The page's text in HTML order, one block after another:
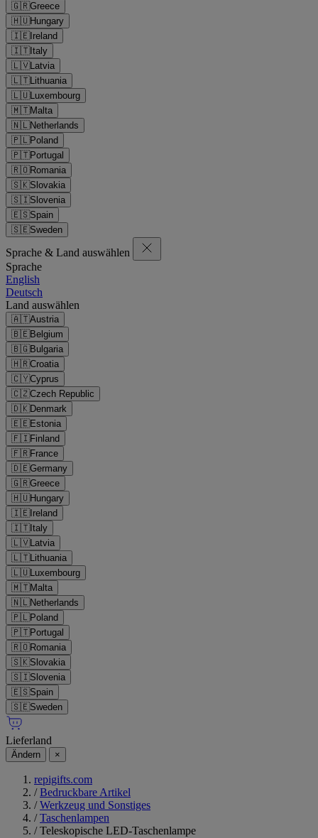
🇬🇷Greece
🇭🇺Hungary
🇮🇪Ireland
🇮🇹Italy
🇱🇻Latvia
🇱🇹Lithuania
🇱🇺Luxembourg
🇲🇹Malta
🇳🇱Netherlands
🇵🇱Poland
🇵🇹Portugal
🇷🇴Romania
🇸🇰Slovakia
🇸🇮Slovenia
🇪🇸Spain
🇸🇪Sweden
Sprache & Land auswählen
Sprache
English
Deutsch
Land auswählen
🇦🇹Austria
🇧🇪Belgium
🇧🇬Bulgaria
🇭🇷Croatia
🇨🇾Cyprus
🇨🇿Czech Republic
🇩🇰Denmark
🇪🇪Estonia
🇫🇮Finland
🇫🇷France
🇩🇪Germany
🇬🇷Greece
🇭🇺Hungary
🇮🇪Ireland
🇮🇹Italy
🇱🇻Latvia
🇱🇹Lithuania
🇱🇺Luxembourg
🇲🇹Malta
🇳🇱Netherlands
🇵🇱Poland
🇵🇹Portugal
🇷🇴Romania
🇸🇰Slovakia
🇸🇮Slovenia
🇪🇸Spain
🇸🇪Sweden
Lieferland
Ändern ×
repigifts.com
/ Bedruckbare Artikel
/ Werkzeug und Sonstiges
/ Taschenlampen
/ Teleskopische LED-Taschenlampe